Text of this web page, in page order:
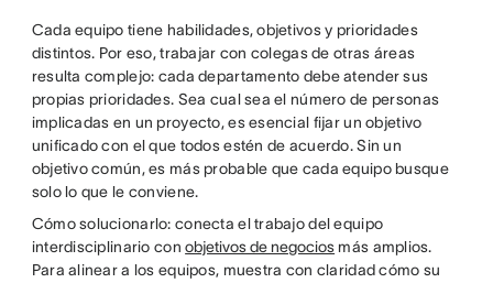
Cada equipo tiene habilidades, objetivos y prioridades
distintos. Por eso, trabajar con colegas de otras áreas
resulta complejo: cada departamento debe atender sus
propias prioridades. Sea cual sea el número de personas
implicadas en un proyecto, es esencial fijar un objetivo
unificado con el que todos estén de acuerdo. Sin un
objetivo común, es más probable que cada equipo busque
solo lo que le conviene.
Cómo solucionarlo: conecta el trabajo del equipo
interdisciplinario conobjetivos de negocios más amplios.
Para alinear a los equipos, muestra con claridad cómo su